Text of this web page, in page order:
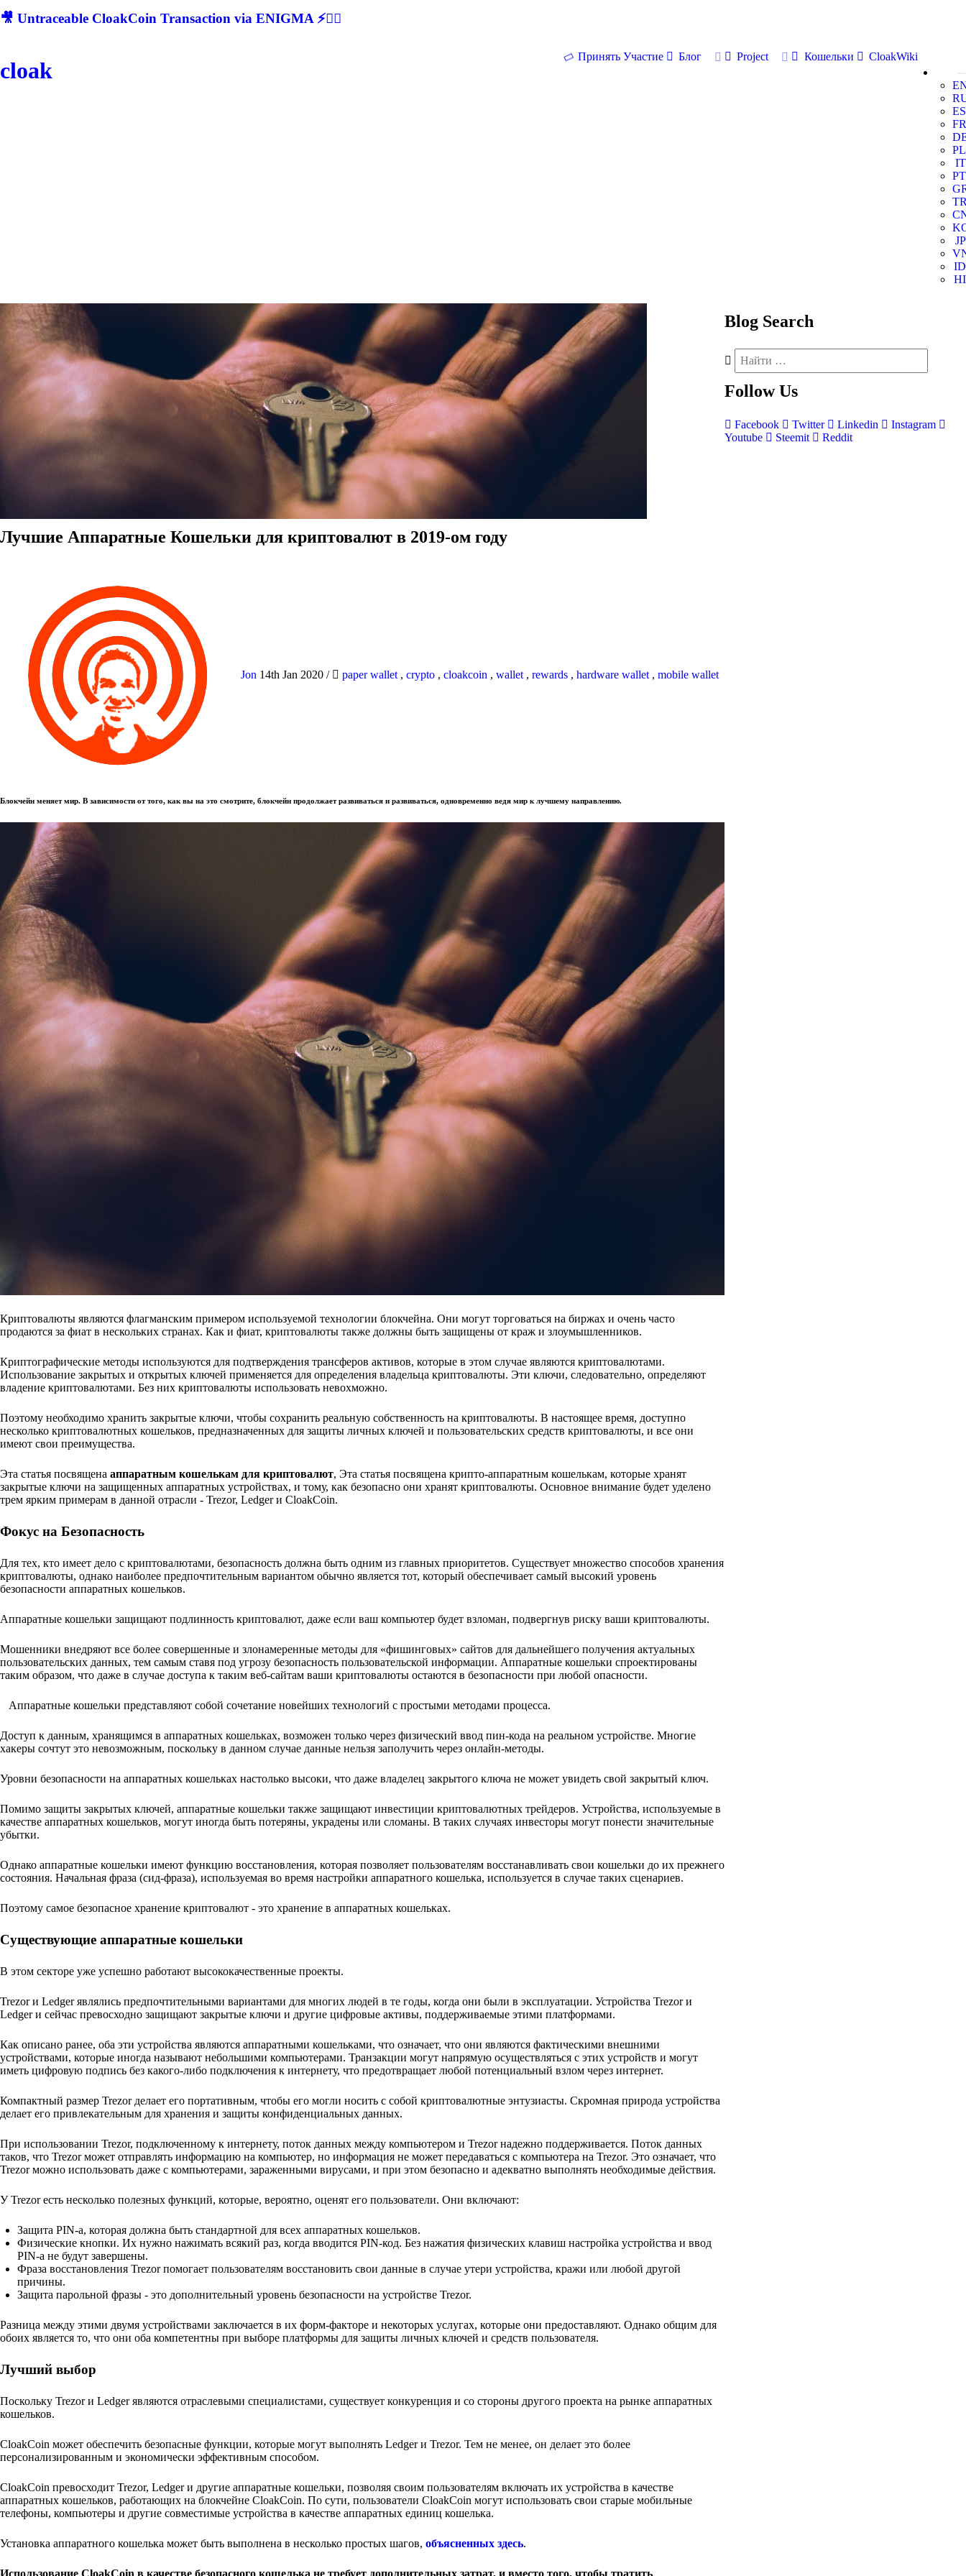
🎥 Untraceable CloakCoin Transaction via ENIGMA ⚡🕵‍♂
cloak
Принять Участие Блог Project Кошельки
CloakWiki
ES
FR
PL
IT
PT
JP
ID
HI
Лучшие Аппаратные Кошельки для криптовалют в 2019-ом году
Jon 14th Jan 2020 / paper wallet , crypto , cloakcoin , wallet , rewards , hardware wallet , mobile wallet
Блокчейн меняет мир. В зависимости от того, как вы на это смотрите, блокчейн продолжает развиваться и развиваться, одновременно ведя мир к лучшему направлению.
Криптовалюты являются флагманским примером используемой технологии блокчейна. Они могут торговаться на биржах и очень часто
продаются за фиат в нескольких странах. Как и фиат, криптовалюты также должны быть защищены от краж и злоумышленников.
Криптографические методы используются для подтверждения трансферов активов, которые в этом случае являются криптовалютами.
Использование закрытых и открытых ключей применяется для определения владельца криптовалюты. Эти ключи, следовательно, определяют
владение криптовалютами. Без них криптовалюты использовать невохможно.
Поэтому необходимо хранить закрытые ключи, чтобы сохранить реальную собственность на криптовалюты. В настоящее время, доступно
несколько криптовалютных кошельков, предназначенных для защиты личных ключей и пользовательских средств криптовалюты, и все они
имеют свои преимущества.
Эта статья посвящена аппаратным кошелькам для криптовалют, Эта статья посвящена крипто-аппаратным кошелькам, которые хранят
закрытые ключи на защищенных аппаратных устройствах, и тому, как безопасно они хранят криптовалюты. Основное внимание будет уделено
трем ярким примерам в данной отрасли - Trezor, Ledger и CloakCoin.
Фокус на Безопасность
Для тех, кто имеет дело с криптовалютами, безопасность должна быть одним из главных приоритетов. Существует множество способов хранения
криптовалюты, однако наиболее предпочтительным вариантом обычно является тот, который обеспечивает самый высокий уровень
безопасности аппаратных кошельков.
Аппаратные кошельки защищают подлинность криптовалют, даже если ваш компьютер будет взломан, подвергнув риску ваши криптовалюты.
Мошенники внедряют все более совершенные и злонамеренные методы для «фишинговых» сайтов для дальнейшего получения актуальных
пользовательских данных, тем самым ставя под угрозу безопасность пользовательской информации. Аппаратные кошельки спроектированы
таким образом, что даже в случае доступа к таким веб-сайтам ваши криптовалюты остаются в безопасности при любой опасности.
Аппаратные кошельки представляют собой сочетание новейших технологий с простыми методами процесса.
Доступ к данным, хранящимся в аппаратных кошельках, возможен только через физический ввод пин-кода на реальном устройстве. Многие
хакеры сочтут это невозможным, поскольку в данном случае данные нельзя заполучить через онлайн-методы.
Уровни безопасности на аппаратных кошельках настолько высоки, что даже владелец закрытого ключа не может увидеть свой закрытый ключ.
Помимо защиты закрытых ключей, аппаратные кошельки также защищают инвестиции криптовалютных трейдеров. Устройства, используемые в
качестве аппаратных кошельков, могут иногда быть потеряны, украдены или сломаны. В таких случаях инвесторы могут понести значительные
убытки.
Однако аппаратные кошельки имеют функцию восстановления, которая позволяет пользователям восстанавливать свои кошельки до их прежнего
состояния. Начальная фраза (сид-фраза), используемая во время настройки аппаратного кошелька, используется в случае таких сценариев.
Поэтому самое безопасное хранение криптовалют - это хранение в аппаратных кошельках.
Существующие аппаратные кошельки
В этом секторе уже успешно работают высококачественные проекты.
Trezor и Ledger являлись предпочтительными вариантами для многих людей в те годы, когда они были в эксплуатации. Устройства Trezor и
Ledger и сейчас превосходно защищают закрытые ключи и другие цифровые активы, поддерживаемые этими платформами.
Как описано ранее, оба эти устройства являются аппаратными кошельками, что означает, что они являются фактическими внешними
устройствами, которые иногда называют небольшими компьютерами. Транзакции могут напрямую осуществляться с этих устройств и могут
иметь цифровую подпись без какого-либо подключения к интернету, что предотвращает любой потенциальный взлом через интернет.
Компактный размер Trezor делает его портативным, чтобы его могли носить с собой криптовалютные энтузиасты. Скромная природа устройства
делает его привлекательным для хранения и защиты конфиденциальных данных.
При использовании Trezor, подключенному к интернету, поток данных между компьютером и Trezor надежно поддерживается. Поток данных
таков, что Trezor может отправлять информацию на компьютер, но информация не может передаваться с компьютера на Trezor. Это означает, что
Trezor можно использовать даже с компьютерами, зараженными вирусами, и при этом безопасно и адекватно выполнять необходимые действия.
У Trezor есть несколько полезных функций, которые, вероятно, оценят его пользователи. Они включают:
Защита PIN-a, которая должна быть стандартной для всех аппаратных кошельков.
Физические кнопки. Их нужно нажимать всякий раз, когда вводится PIN-код. Без нажатия физических клавиш настройка устройства и ввод
PIN-а не будут завершены.
Фраза восстановления Trezor помогает пользователям восстановить свои данные в случае утери устройства, кражи или любой другой
причины.
Защита парольной фразы - это дополнительный уровень безопасности на устройстве Trezor.
Разница между этими двумя устройствами заключается в их форм-факторе и некоторых услугах, которые они предоставляют. Однако общим для
обоих является то, что они оба компетентны при выборе платформы для защиты личных ключей и средств пользователя.
Лучший выбор
Поскольку Trezor и Ledger являются отраслевыми специалистами, существует конкуренция и со стороны другого проекта на рынке аппаратных
кошельков.
CloakCoin может обеспечить безопасные функции, которые могут выполнять Ledger и Trezor. Тем не менее, он делает это более
персонализированным и экономически эффективным способом.
CloakCoin превосходит Trezor, Ledger и другие аппаратные кошельки, позволяя своим пользователям включать их устройства в качестве
аппаратных кошельков, работающих на блокчейне CloakCoin. По сути, пользователи CloakCoin могут использовать свои старые мобильные
телефоны, компьютеры и другие совместимые устройства в качестве аппаратных единиц кошелька.
Установка аппаратного кошелька может быть выполнена в несколько простых шагов, объясненных здесь.
Blog Search
Follow Us
Facebook Twitter Linkedin
Instagram
Youtube
Steemit Reddit